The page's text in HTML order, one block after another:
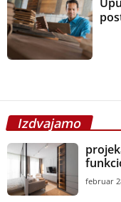
Izdvajamo
februar